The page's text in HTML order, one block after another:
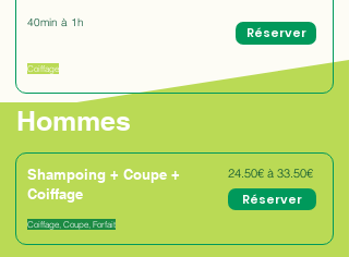
40min à 1h
Réserver
Coiffage
Hommes
Shampoing + Coupe +
Coiffage
24.50€ à 33.50€
Réserver
Coiffage, Coupe, Forfait